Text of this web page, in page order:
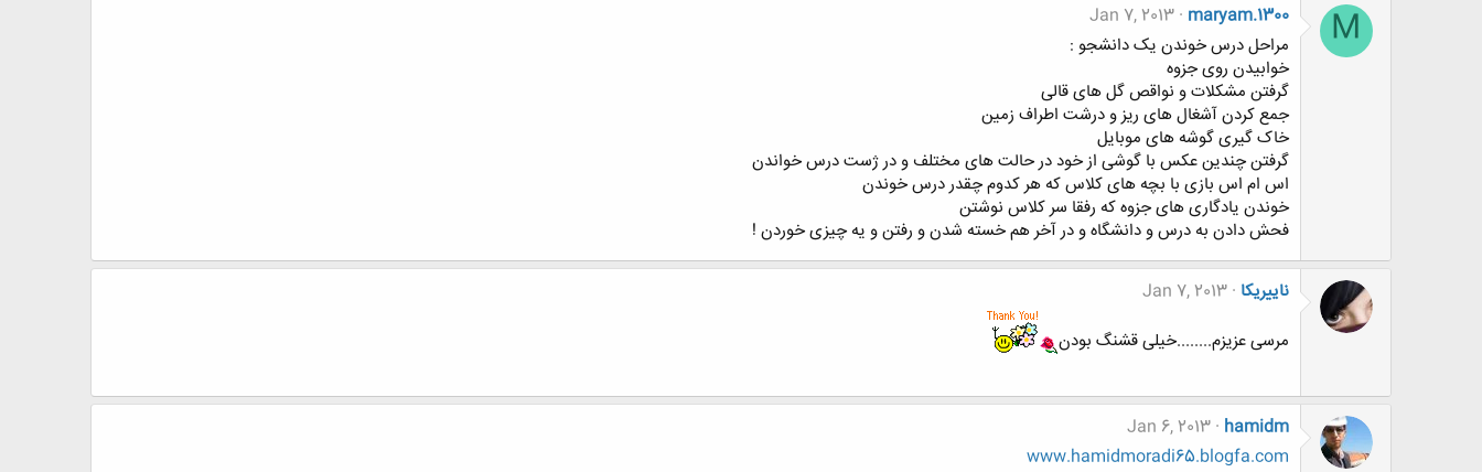
M
maryam.1300
Jan 7, 2013
مراحل درس خوندن یک دانشجو :
خوابیدن روی جزوه
گرفتن مشکلات و نواقص گل های قالی
جمع کردن آشغال های ریز و درشت اطراف زمین
خاک گیری گوشه های موبایل
گرفتن چندین عکس با گوشی از خود در حالت های مختلف و در ژست درس خواندن
اس ام اس بازی با بچه های کلاس که هر کدوم چقدر درس خوندن
خوندن یادگاری های جزوه که رفقا سر کلاس نوشتن
فحش دادن به درس و دانشگاه و در آخر هم خسته شدن و رفتن و یه چیزی خوردن !
ناییریکا Jan 7, 2013
مرسی عزیزم........خیلی قشنگ بودن
hamidm
Jan 6, 2013
www.hamidmoradi65.blogfa.com